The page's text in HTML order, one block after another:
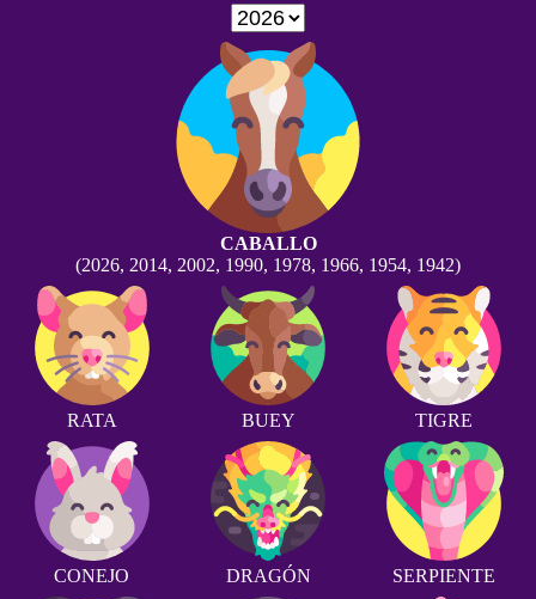
CABALLO
(2026, 2014, 2002, 1990, 1978, 1966, 1954, 1942)
RATA BUEY TIGRE
CONEJO DRAGÓN SERPIENTE